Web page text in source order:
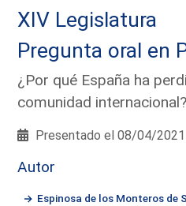
XIV Legislatura
Pregunta oral en
¿Por qué España ha
comunidad
Presentado el 08/04/
Autor
Espinosa de los Monteros de